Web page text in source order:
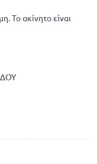
Το ακίνητο είναι